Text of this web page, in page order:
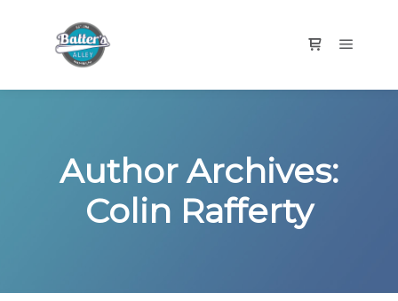
Author Archives:
Colin Rafferty